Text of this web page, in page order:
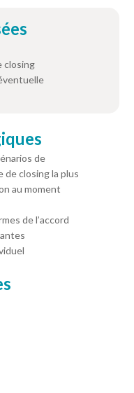
closing
de
closing la plus
au moment
de l’accord